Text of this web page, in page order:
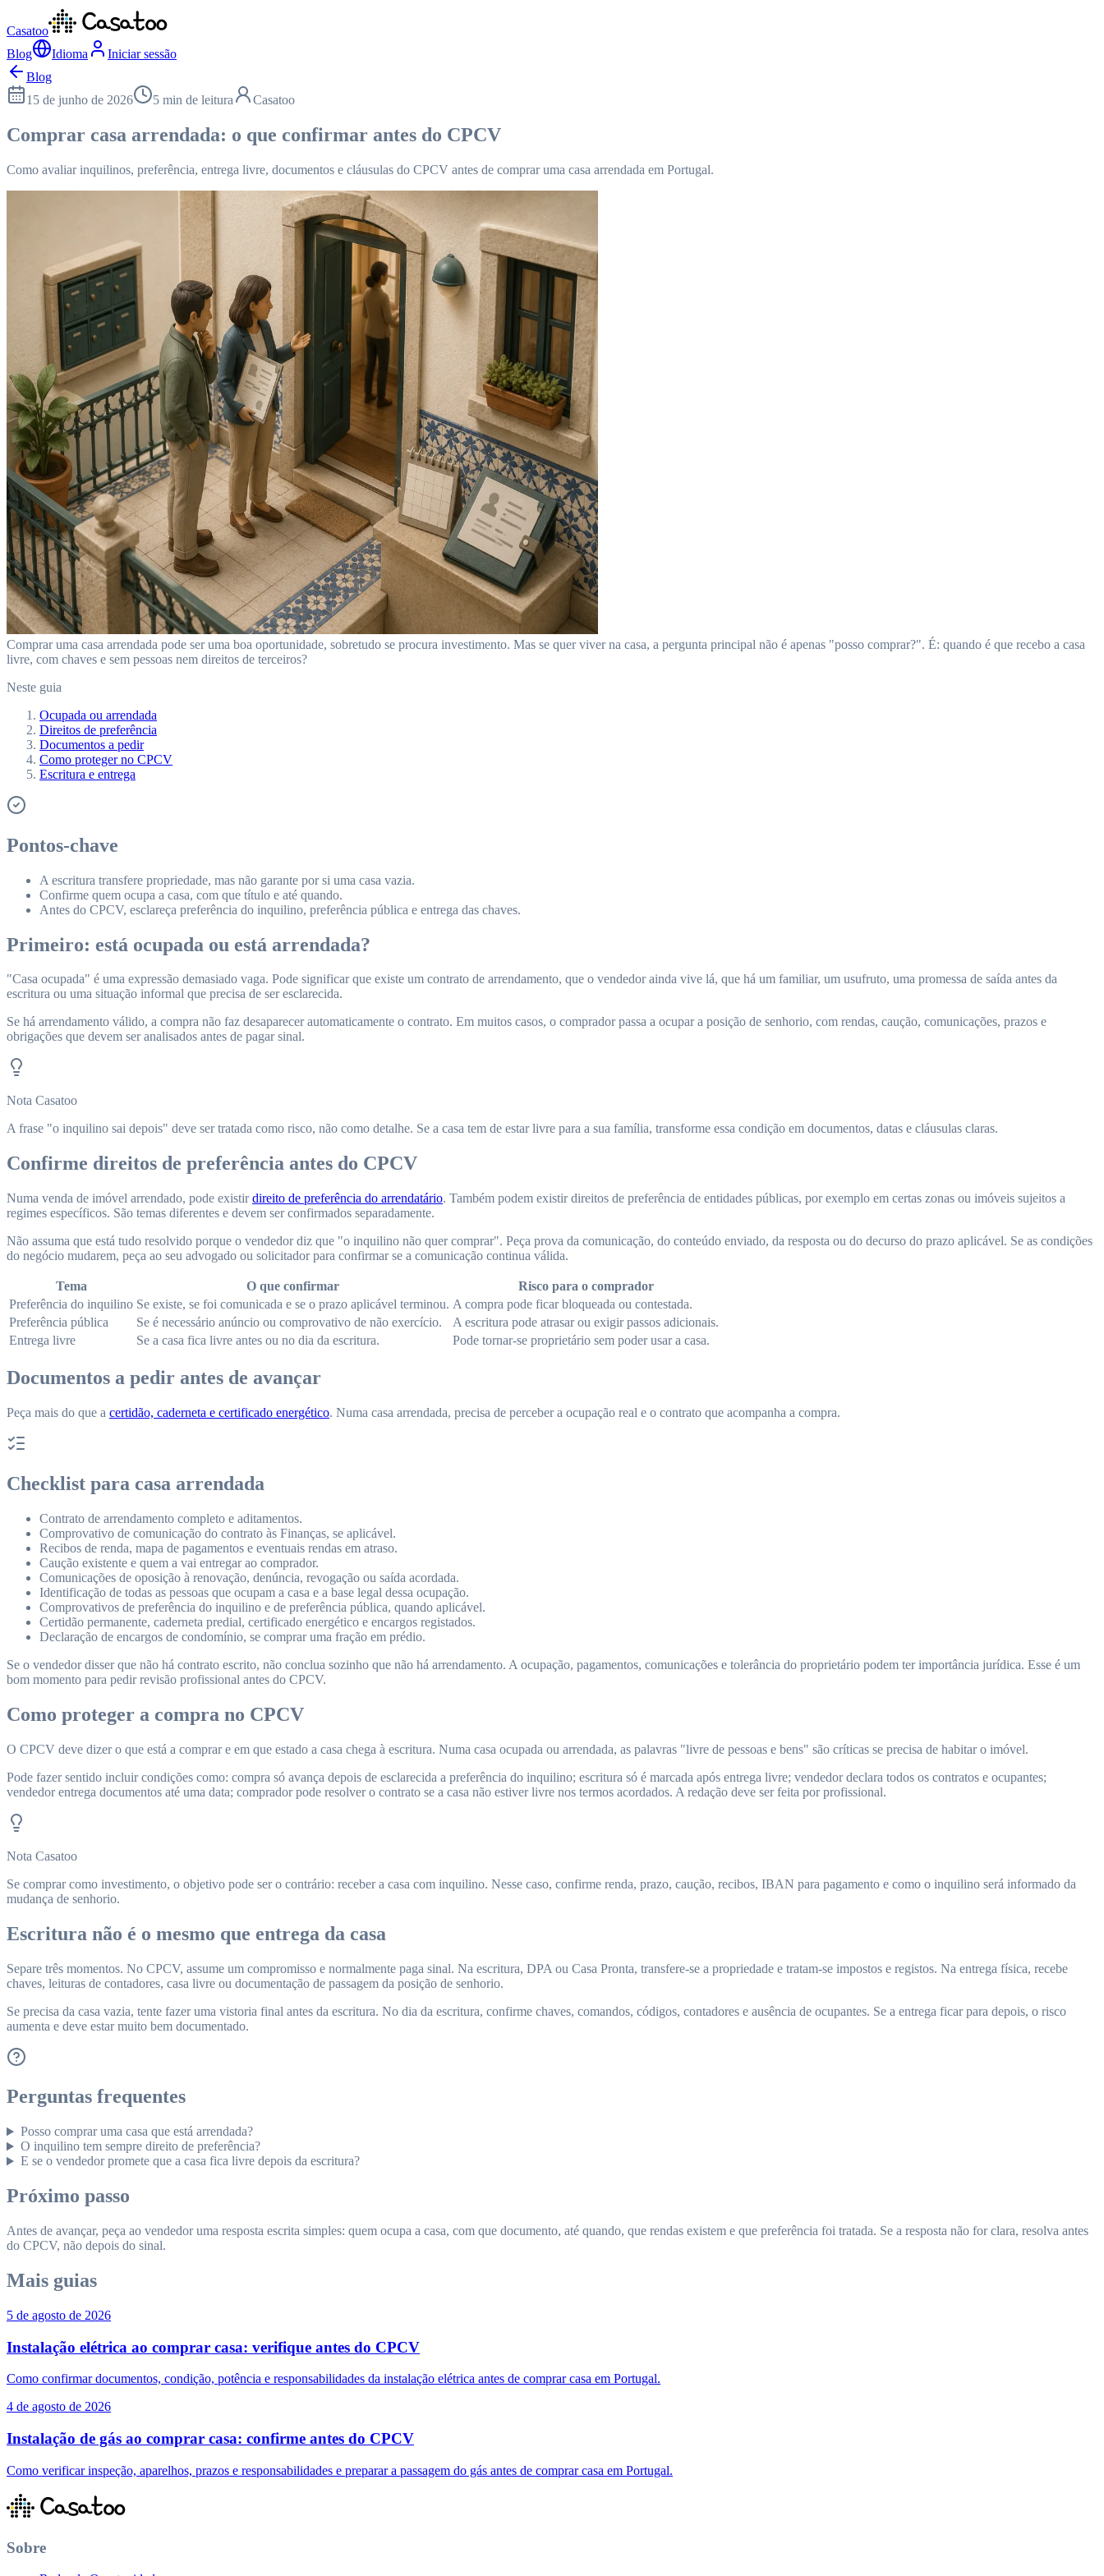
Casatoo
Blog
Idioma
Iniciar sessão
Blog
15 de junho de 2026
5 min de leitura Casatoo
Comprar casa arrendada: o que confirmar antes do CPCV
Como avaliar inquilinos, preferência, entrega livre, documentos e cláusulas do CPCV antes de comprar uma casa arrendada em Portugal.
Comprar uma casa arrendada pode ser uma boa oportunidade, sobretudo se procura investimento. Mas se quer viver na casa, a pergunta principal não é apenas "posso comprar?". É: quando é que recebo a casa
livre, com chaves e sem pessoas nem direitos de terceiros?
Neste guia
Ocupada ou arrendada
Direitos de preferência
Documentos a pedir
Como proteger no CPCV
Escritura e entrega
Pontos-chave
A escritura transfere propriedade, mas não garante por si uma casa vazia.
Confirme quem ocupa a casa, com que título e até quando.
Antes do CPCV, esclareça preferência do inquilino, preferência pública e entrega das chaves.
Primeiro: está ocupada ou está arrendada?
"Casa ocupada" é uma expressão demasiado vaga. Pode significar que existe um contrato de arrendamento, que o vendedor ainda vive lá, que há um familiar, um usufruto, uma promessa de saída antes da
escritura ou uma situação informal que precisa de ser esclarecida.
Se há arrendamento válido, a compra não faz desaparecer automaticamente o contrato. Em muitos casos, o comprador passa a ocupar a posição de senhorio, com rendas, caução, comunicações, prazos e
obrigações que devem ser analisados antes de pagar sinal.
Nota Casatoo
A frase "o inquilino sai depois" deve ser tratada como risco, não como detalhe. Se a casa tem de estar livre para a sua família, transforme essa condição em documentos, datas e cláusulas claras.
Confirme direitos de preferência antes do CPCV
Numa venda de imóvel arrendado, pode existirdireito de preferência do arrendatário. Também podem existir direitos de preferência de entidades públicas, por exemplo em certas zonas ou imóveis sujeitos a
regimes específicos. São temas diferentes e devem ser confirmados separadamente.
Não assuma que está tudo resolvido porque o vendedor diz que "o inquilino não quer comprar". Peça prova da comunicação, do conteúdo enviado, da resposta ou do decurso do prazo aplicável. Se as condições
do negócio mudarem, peça ao seu advogado ou solicitador para confirmar se a comunicação continua válida.
Tema O que confirmar
Risco para o comprador
Preferência do inquilino Se existe, se foi comunicada e se o prazo aplicável terminou. A compra pode ficar bloqueada ou contestada.
Preferência pública
Se é necessário anúncio ou comprovativo de não exercício.
A escritura pode atrasar ou exigir passos adicionais.
Entrega livre
Se a casa fica livre antes ou no dia da escritura. Pode tornar-se proprietário sem poder usar a casa.
Documentos a pedir antes de avançar
Peça mais do que a certidão, caderneta e certificado energético. Numa casa arrendada, precisa de perceber a ocupação real e o contrato que acompanha a compra.
Checklist para casa arrendada
Contrato de arrendamento completo e aditamentos.
Comprovativo de comunicação do contrato às Finanças, se aplicável.
Recibos de renda, mapa de pagamentos e eventuais rendas em atraso.
Caução existente e quem a vai entregar ao comprador.
Comunicações de oposição à renovação, denúncia, revogação ou saída acordada.
Identificação de todas as pessoas que ocupam a casa e a base legal dessa ocupação.
Comprovativos de preferência do inquilino e de preferência pública, quando aplicável.
Certidão permanente, caderneta predial, certificado energético e encargos registados.
Declaração de encargos de condomínio, se comprar uma fração em prédio.
Se o vendedor disser que não há contrato escrito, não conclua sozinho que não há arrendamento. A ocupação, pagamentos, comunicações e tolerância do proprietário podem ter importância jurídica. Esse é um
bom momento para pedir revisão profissional antes do CPCV.
Como proteger a compra no CPCV
O CPCV deve dizer o que está a comprar e em que estado a casa chega à escritura. Numa casa ocupada ou arrendada, as palavras "livre de pessoas e bens" são críticas se precisa de habitar o imóvel.
Pode fazer sentido incluir condições como: compra só avança depois de esclarecida a preferência do inquilino; escritura só é marcada após entrega livre; vendedor declara todos os contratos e ocupantes;
vendedor entrega documentos até uma data; comprador pode resolver o contrato se a casa não estiver livre nos termos acordados. A redação deve ser feita por profissional.
Nota Casatoo
Se comprar como investimento, o objetivo pode ser o contrário: receber a casa com inquilino. Nesse caso, confirme renda, prazo, caução, recibos, IBAN para pagamento e como o inquilino será informado da
mudança de senhorio.
Escritura não é o mesmo que entrega da casa
Separe três momentos. No CPCV, assume um compromisso e normalmente paga sinal. Na escritura, DPA ou Casa Pronta, transfere-se a propriedade e tratam-se impostos e registos. Na entrega física, recebe
chaves, leituras de contadores, casa livre ou documentação de passagem da posição de senhorio.
Se precisa da casa vazia, tente fazer uma vistoria final antes da escritura. No dia da escritura, confirme chaves, comandos, códigos, contadores e ausência de ocupantes. Se a entrega ficar para depois, o risco
aumenta e deve estar muito bem documentado.
Perguntas frequentes
Posso comprar uma casa que está arrendada?
O inquilino tem sempre direito de preferência?
E se o vendedor promete que a casa fica livre depois da escritura?
Próximo passo
Antes de avançar, peça ao vendedor uma resposta escrita simples: quem ocupa a casa, com que documento, até quando, que rendas existem e que preferência foi tratada. Se a resposta não for clara, resolva antes
do CPCV, não depois do sinal.
Mais guias
5 de agosto de 2026
Instalação elétrica ao comprar casa: verifique antes do CPCV
Como confirmar documentos, condição, potência e responsabilidades da instalação elétrica antes de comprar casa em Portugal.
4 de agosto de 2026
Instalação de gás ao comprar casa: confirme antes do CPCV
Como verificar inspeção, aparelhos, prazos e responsabilidades e preparar a passagem do gás antes de comprar casa em Portugal.
Sobre